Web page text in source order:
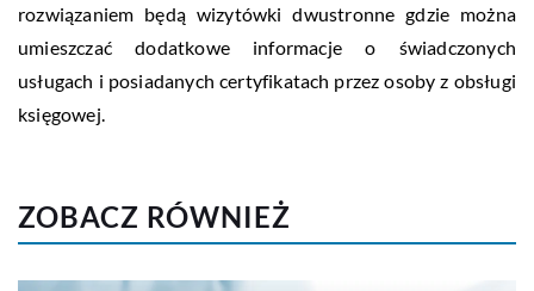
rozwiązaniem będą wizytówki dwustronne gdzie można
umieszczać dodatkowe informacje o świadczonych
usługach i posiadanych certyfikatach przez osoby z obsługi
księgowej.
ZOBACZ RÓWNIEŻ